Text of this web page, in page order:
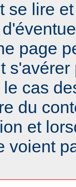
se lire
page
cas
du
et
voient